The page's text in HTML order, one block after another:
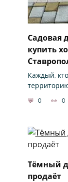
Садовая
купить
Каждый,
0 0
Тёмный
продаёт